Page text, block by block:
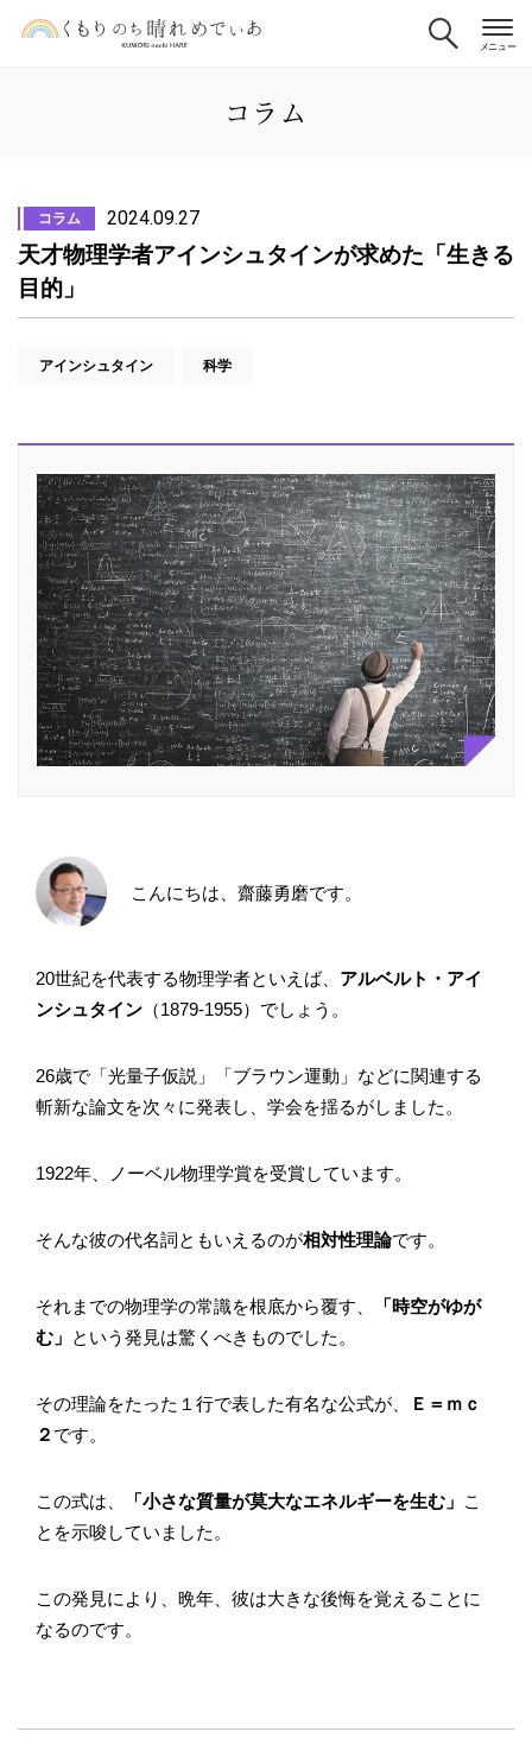
コラム
コラム 2024.09.27
天才物理学者アインシュタインが求めた「生きる
目的」
アインシュタイン 科学
こんにちは、齋藤勇磨です。
20世紀を代表する物理学者といえば、 アルベルト・アイ
ンシュタイン （1879-1955）でしょう。
26歳で「光量子仮説」「ブラウン運動」などに関連する
斬新な論文を次々に発表し、学会を揺るがしました。
1922年、ノーベル物理学賞を受賞しています。
そんな彼の代名詞ともいえるのが相対性理論です。
それまでの物理学の常識を根底から覆す、
「時空がゆが
む」 という発見は驚くべきものでした。
その理論をたった１行で表した有名な公式が、
Ｅ＝ｍｃ
２ です。
この式は、 「小さな質量が莫大なエネルギーを生む」 こ
とを示唆していました。
この発見により、晩年、彼は大きな後悔を覚えることに
なるのです。